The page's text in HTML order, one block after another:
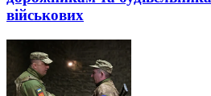
військових